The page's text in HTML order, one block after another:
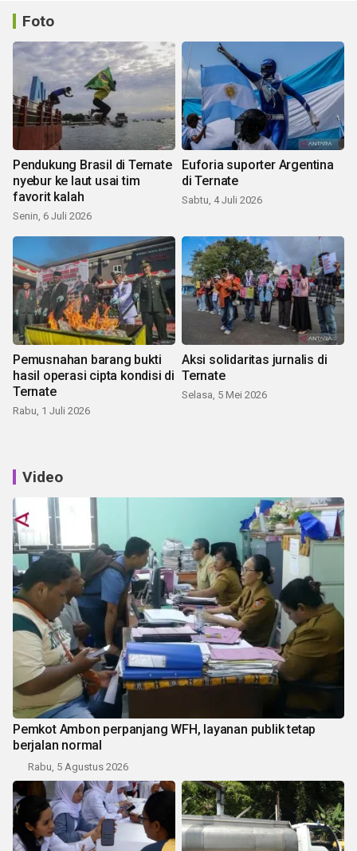
Foto
Pendukung Brasil di Ternate
nyebur ke laut usai tim
favorit kalah
Senin, 6 Juli 2026
Euforia suporter Argentina
di Ternate
Sabtu, 4 Juli 2026
Pemusnahan barang bukti
hasil operasi cipta kondisi di
Ternate
Rabu, 1 Juli 2026
Aksi solidaritas jurnalis di
Ternate
Selasa, 5 Mei 2026
Video
Pemkot Ambon perpanjang WFH, layanan publik tetap
berjalan normal
Rabu, 5 Agustus 2026